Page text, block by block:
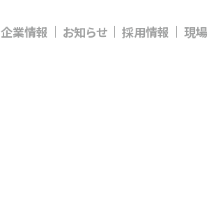
企業情報 お知らせ 採用情報 現